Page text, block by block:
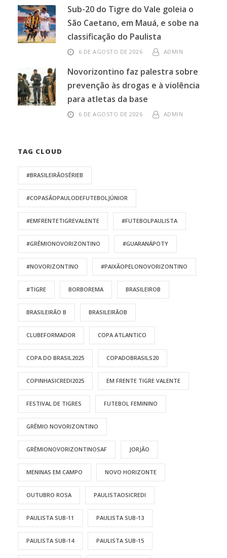
Sub-20 do Tigre do Vale goleia o
São Caetano, em Mauá, e sobe na
classificação do Paulista
6 DE AGOSTO DE 2026 ADMIN
Novorizontino faz palestra sobre
prevenção às drogas e à violência
para atletas da base
6 DE AGOSTO DE 2026 ADMIN
TAG CLOUD
#BRASILEIRÃOSÉRIEB
#COPASÃOPAULODEFUTEBOLJÚNIOR
#EMFRENTETIGREVALENTE #FUTEBOLPAULISTA
#GRÊMIONOVORIZONTINO #GUARANÁPOTY
#NOVORIZONTINO #PAIXÃOPELONOVORIZONTINO
#TIGRE BORBOREMA BRASILEIROB
BRASILEIRÃO B BRASILEIRÃOB
CLUBEFORMADOR COPA ATLANTICO
COPA DO BRASIL2025 COPADOBRASILS20
COPINHASICREDI2025 EM FRENTE TIGRE VALENTE
FESTIVAL DE TIGRES FUTEBOL FEMININO
GRÊMIO NOVORIZONTINO
GRÊMIONOVORIZONTINOSAF JORJÃO
MENINAS EM CAMPO NOVO HORIZONTE
OUTUBRO ROSA PAULISTAOSICREDI
PAULISTA SUB-11 PAULISTA SUB-13
PAULISTA SUB-14 PAULISTA SUB-15